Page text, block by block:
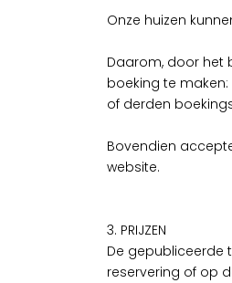
Onze huizen
Daarom, door het
boeking te
of derden
Bovendien
website.
3. PRIJZEN
De gepubliceerde
reservering of op